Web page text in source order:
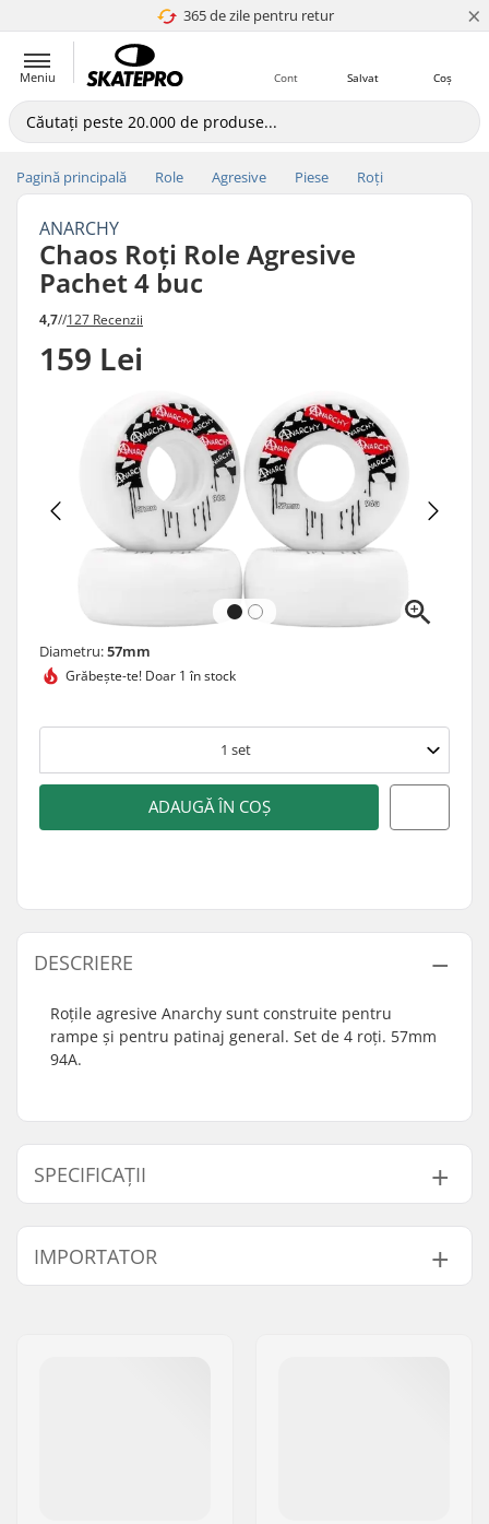
365 de zile pentru retur
4.8 a 5 ×
Meniu Coș
Salvat
Cont
Pagină principală Role Agresive Piese Roți
ANARCHY
Chaos Roți Role Agresive
Pachet 4 buc
4,7//127 Recenzii
159 Lei
Diametru:57mm
Grăbește-te! Doar 1 în stock
1 set
ADAUGĂ ÎN COȘ
DESCRIERE
Roțile agresive Anarchy sunt construite pentru
rampe și pentru patinaj general. Set de 4 roți. 57mm
94A.
SPECIFICAȚII
Diametru Roți:
57mm
Duritate Roți:
Roți per pachet:
4
IMPORTATOR